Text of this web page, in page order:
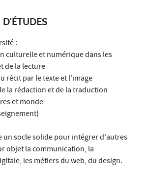
:
culturelle et numérique dans les
de la lecture
récit par le texte et l'image
la rédaction et de la traduction
et monde
un socle solide pour intégrer d'autres
objet la communication, la
les métiers du web, du design.